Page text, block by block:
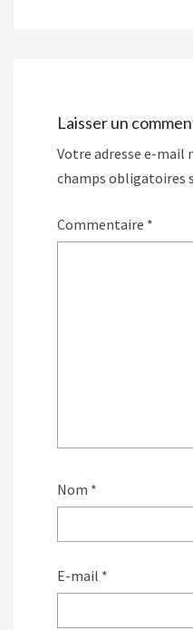
Laisser un
Votre adresse e-mail
champs obligatoires
Commentaire *
Nom *
E-mail *